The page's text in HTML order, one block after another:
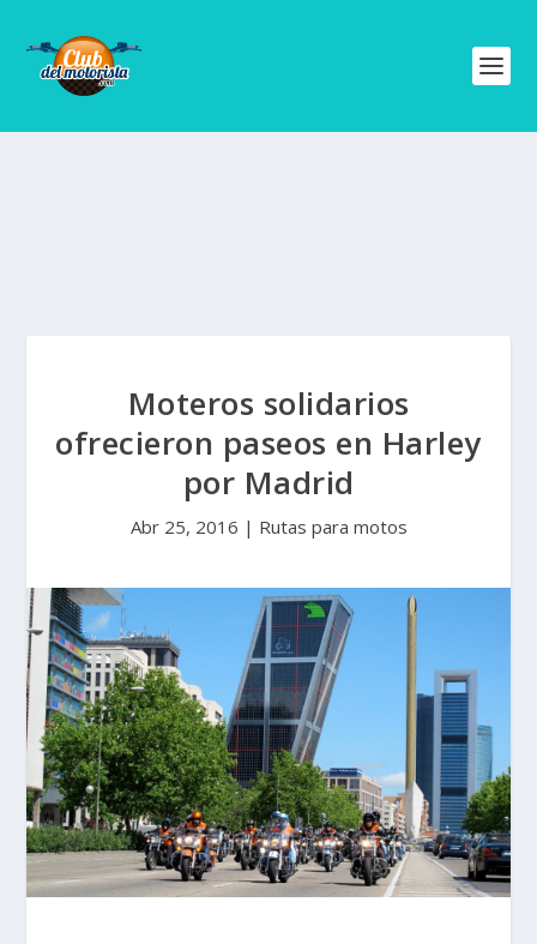
Moteros solidarios
ofrecieron paseos en Harley
por Madrid
Abr 25, 2016 | Rutas para motos